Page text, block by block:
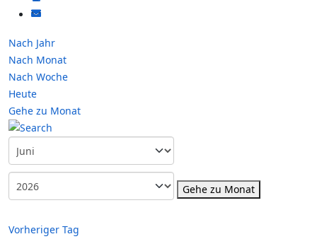
Nach Jahr
Nach Monat
Nach Woche
Heute
Gehe zu Monat
Gehe zu Monat
Vorheriger Tag